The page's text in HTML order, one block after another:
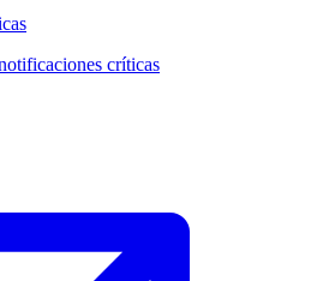
críticas